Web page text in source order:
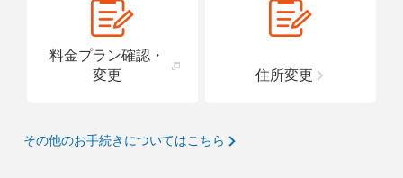
料金プラン確認・
変更
住所変更
その他のお手続きについてはこちら